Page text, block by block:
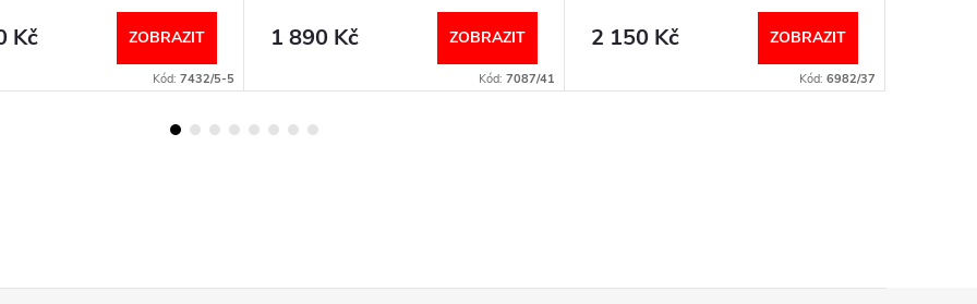
Kč ZOBRAZIT
Kód: 7432/5-5
1 890 Kč ZOBRAZIT
Kód: 7087/41
2 150 Kč ZOBRAZIT
Kód: 6982/37